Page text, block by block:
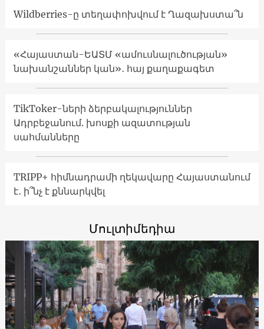
Wildberries-ը տեղափոխվում է Ղազախստա՞ն
«Հայաստան-ԵԱՏՄ «ամուսնալուծության»
նախանշաններ կան»․ հայ քաղաքագետ
TikToker-ների ձերբակալություններ
Ադրբեջանում. խոսքի ազատության
սահմանները
TRIPP+ հիմնադրամի ղեկավարը Հայաստանում
է․ ի՞նչ է քննարկվել
Մուլտիմեդիա